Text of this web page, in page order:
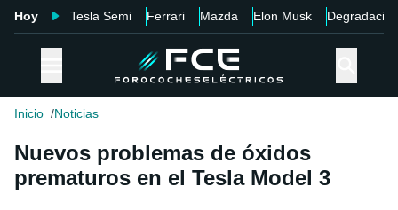
Hoy Tesla Semi Ferrari Mazda Elon Musk Degradación
Inicio Noticias
Nuevos problemas de óxidos
prematuros en el Tesla Model 3